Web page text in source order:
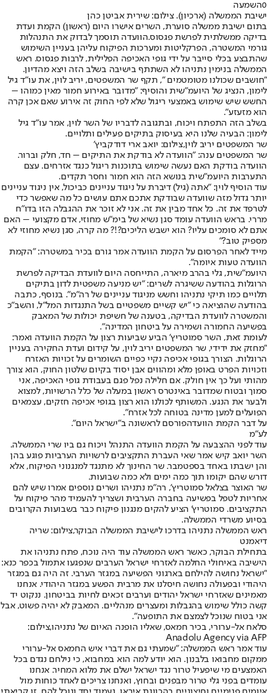
0השמעה
ישיבת הממשלה (ארכיון). צילום: שירית אביטן כהן
בתום ישיבת ממשלה סוערת, השרים אישרו היום (ראשון) הקמת ועדת
בדיקה ממשלתית לפרשת פגסוס.הוועדה תוסמך לבדוק את התנהלות
גורמי המשטרה, הפרקליטות ומערכות הפיקוח עליהן בעניין השימוש
שהתבצע בכלי סייבר על ידי גופי האכיפה הפלילית, לרבות פגסוס. ראש
הממשלה בנימין נתניהו לא השתתף בישיבה בשלב הזה ויצא מהדיון.
"חושבים שכולנו מטומטמים ", תקף שר המשפטים, יריב לוין, את עו"ד גיל
לימון, הנציג של היועמ"שית והוסיף: "מדובר באירוע חמור מאין כמוהו –
החשש שיש שימוש באמצעי ריגול שלא לפי החוק זה אירוע שאם אכן קרה
הוא מזעזע".
בשלב הזה התפתח ויכוח, ובתגובה לדבריו של השר לוין, אמר עו"ד גיל
לימון: הבעיה שלנו היא בעיסוק בתיקים פעילים ותלויים.
שר המשפטים יריב לוין,צילום: יואב ארי דודקביץ'
שר המשפטים ענה: "הוועדה לא בודקת את התיקים – חד, חלק וברור.
הוועדה בודקת האם נעשה שימוש בתוכנות ריגול כנגד אזרחים. עצם
התערבות היועמ"שית בנושא הזה הוא חמור וחסר תקדים.
עוד הוסיף לוין: "אתה (גיל) דיברת על ניגוד עניינים כביכול, אין ניגוד עניינים
יותר גדול מזה שוועדה שבודקת אתכם אתם עושים כל מה שאפשר כדי
לטרפד את זה. כל אחד מבין את זה. אני לא זוכר את ההגבלה הזו בדו"ח
מררי. בראש הוועדה עומד סגן נשיא של בימ״ש מחוזי, אדם מקצועי – האם
אתם לא סומכים עליו? הוא ישבש הליכים?!? מה קרה, סגן נשיא מחוזי לא
מספיק טוב?"
מייד לאחר הפרסום על הקמת הוועדה אמר גורם בכיר במשטרה: ״הקמת
הוועדה טעות איומה״.
היועמ"שית, גלי בהרב מיארה, התייחסה היום לוועדת הבדיקה לפרשת
הרוגלות בהודעה ששיגרה לשרים: "יש מניעה משפטית לדון בתיקים
תלויים כמו תיקי נתניהו וחשש מניגוד עניינים של רה"מ". בנוסף, כתבה
בהודעה שהוציאה כי "יש קשיים משפטיים בשל התנגדות המל"ל, והשב"כ
והמשטרה לוועדת הבדיקה, בטענה של חשיפת יכולות של המאבק
בפשיעה החמורה ושמירה על ביטחון המדינה".
לעומת זאת, השר סמוטריץ' הביע שביעות רצון על הקמת הוועדה ואמר:
"מחזק את ידידי, שר המשפטים יריב לוין, על קידום ועדת החקירה בעניין
הרוגלות. הצורך בגופי אכיפה נקיי כפיים השומרים על זכויות האזרח
וזכויות הפרט באופן מלא ומהווים אבן יסוד בקיום שלטון החוק, הוא צורך
מהותי ועל כך אין חולק. אם חלילה נפל פגם בעבודת גופי האכיפה, אני
סמוך ובטוח שמדובר באינטרס ראשון במעלה של כלל הרשויות, למצוא
ולבער את הנגע. המשותף לכולנו הוא רצון בגופי אכיפה חזקים, עצמאים
הפועלים למען מדינה בטוחה לכל אזרח".
על דבר הקמת הוועדהפורסם לראשונה ב"ישראל היום".
לע"מ
עוד לפני ההצבעה על הקמת הוועדה התנהל ויכוח גם ביו שרי הממשלה.
השר יואב קיש אמר שאי העברת התקציבים לרשויות הערביות פוגע בהן
והן ישבתו באחד בספטמבר. שר החינוך לא מתנגד למנגנוני הפיקוח, אלא
דורש שהם יקומו תוך כמה ימים ולא כמה שבועות.
שר האוצר בצלאל סמוטריץ', רה"מ נתניהו ושרים נוספים אמרו שיש להם
אחריות לטפל בפשיעה בחברה הערבית ושצריך להעמיד מהר פיקוח על
התקציבים. סמוטריץ' הציע להקים מנגנון פיקוח כבר בשבועות הקרובים
בסיוע משרדי הממשלה.
ראש הממשלה נתניהו בדרכו לישיבת הממשלה הבוקר,צילום: שריה
דיאמנט
בתחילת הבוקר, כאשר ראש הממשלה עוד היה נוכח, פתח נתניהו את
הישיבה באיחולי החלמה לאזרחי ישראל הערבים שנפגעו אתמול בכפר כנא:
"ישראל נחושה להילחם בארגוני הפשיעה במגזר הערבי. זה היה גם במגזר
היהודי ובפעולה נחושה חיסלנו את מרבית הפשע במגזר היהודי. אנחנו
מאמינים שאזרחי ישראל יהודים וערבים זכאים לחיות בביטחון. ננקוט יד
קשה כולל שימוש בהגבלות ומעצרים מנהליים. המאבק לא יהיה פשוט, אבל
אני בטוח שנוכל לצמצם את התופעה".
סלאח אל-ערורי, בכיר חמאס, שאליו הופנה האיום של נתניהו,צילום:
Anadolu Agency via AFP
עוד אמר ראש הממשלה: "שמעתי גם את דברי איש החמאס אל-ערורי
ממקום מחבואו בלבנון. הוא יודע למה הוא במחבוא, כי נילחם נגדם בכל
האמצעים מי שיפעיל טרור נגד ישראל ישלם את מלוא המחיר. אנחנו
עומדים בפני גלי טרור מבפנים ובחוץ, ואנחנו צריכים לאחד כוחות מול